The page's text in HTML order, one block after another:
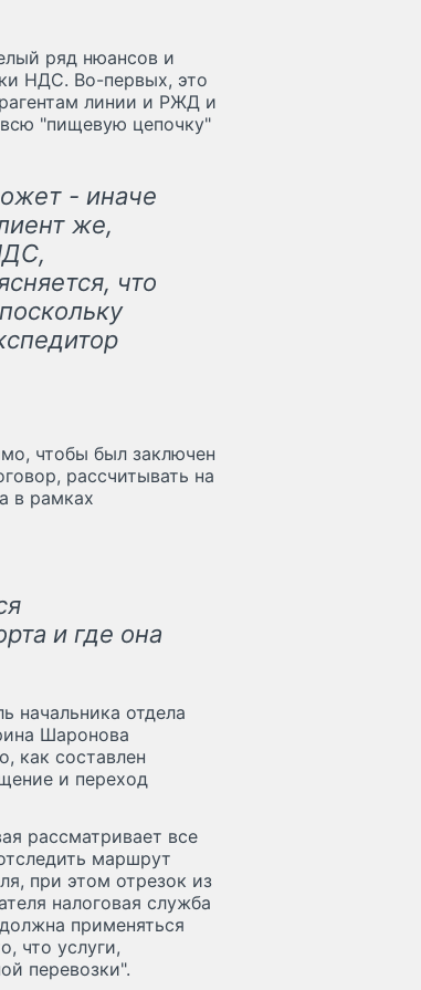
ряд нюансов и
НДС. Во-первых, это
линии и РЖД и
"пищевую цепочку"
- иначе
же,
что
чтобы был заключен
рассчитывать на
в рамках
и где она
начальника отдела
Шаронова
как составлен
и переход
рассматривает все
маршрут
при этом отрезок из
налоговая служба
применяться
что услуги,
перевозки".